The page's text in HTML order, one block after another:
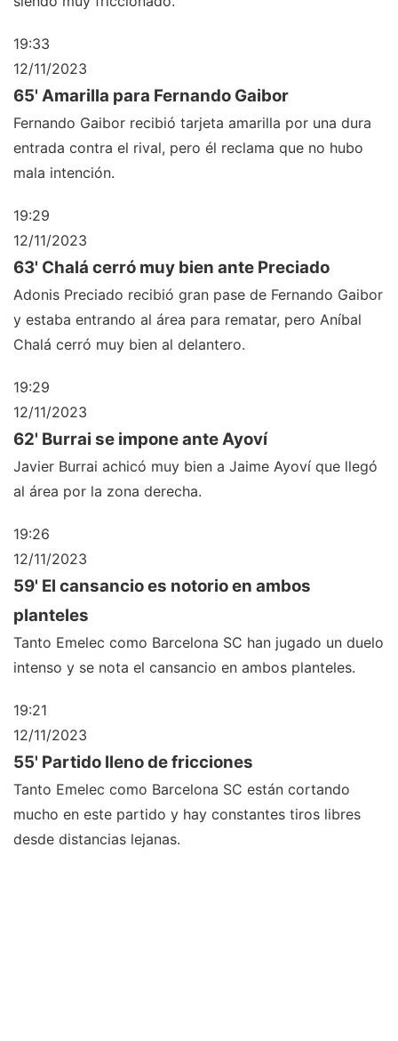
19:33
12/11/2023
65' Amarilla para Fernando Gaibor
Fernando Gaibor recibió tarjeta amarilla por una dura
entrada contra el rival, pero él reclama que no hubo
mala intención.
19:29
12/11/2023
63' Chalá cerró muy bien ante Preciado
Adonis Preciado recibió gran pase de Fernando Gaibor
y estaba entrando al área para rematar, pero Aníbal
Chalá cerró muy bien al delantero.
19:29
12/11/2023
62' Burrai se impone ante Ayoví
Javier Burrai achicó muy bien a Jaime Ayoví que llegó
al área por la zona derecha.
19:26
12/11/2023
59' El cansancio es notorio en ambos
planteles
Tanto Emelec como Barcelona SC han jugado un duelo
intenso y se nota el cansancio en ambos planteles.
19:21
12/11/2023
55' Partido lleno de fricciones
Tanto Emelec como Barcelona SC están cortando
mucho en este partido y hay constantes tiros libres
desde distancias lejanas.